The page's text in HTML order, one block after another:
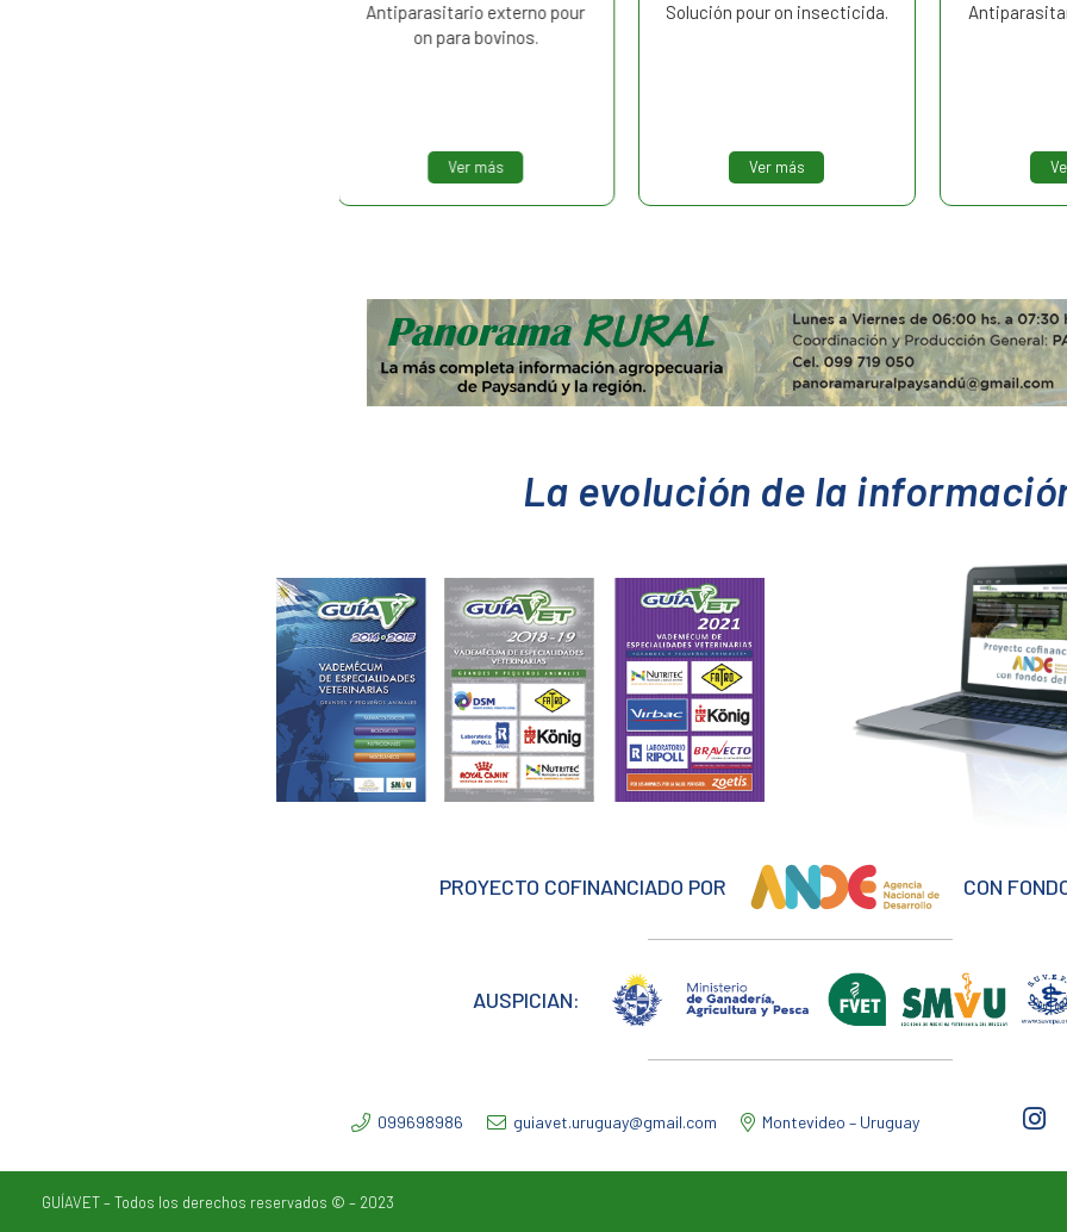
Solución pour on insecticida.
Ver más
Antiparasitario externo pour
Ver más
La evolución de la
PROYECTO COFINANCIADO POR CON
AUSPICIAN:
099698986 guiavet.uruguay@gmail.com Montevideo – Uruguay
GUÍAVET – Todos los derechos reservados © – 2023